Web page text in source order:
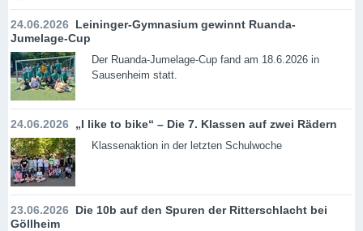
24.06.2026 Leininger-Gymnasium gewinnt Ruanda-
Jumelage-Cup
Der Ruanda-Jumelage-Cup fand am 18.6.2026 in
Sausenheim statt.
24.06.2026 „I like to bike“ – Die 7. Klassen auf zwei Rädern
Klassenaktion in der letzten Schulwoche
23.06.2026 Die 10b auf den Spuren der Ritterschlacht bei
Göllheim